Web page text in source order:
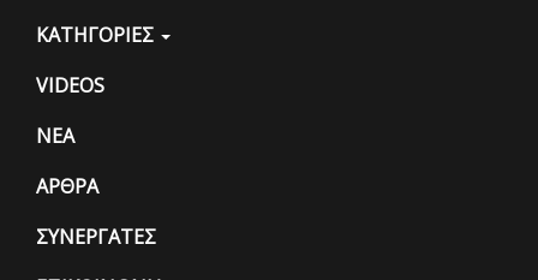
ΚΑΤΗΓΟΡΙΕΣ
VIDEOS
ΝΕΑ
ΑΡΘΡΑ
ΣΥΝΕΡΓΑΤΕΣ